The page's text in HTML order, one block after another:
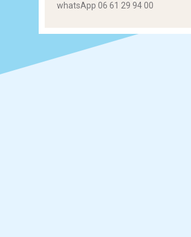
whatsApp 06 61 29 94 00